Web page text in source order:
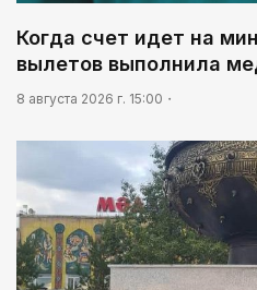
Мой Абай
Когда счет идет на
вылетов выполнила
8 августа 2026 г. 15:00